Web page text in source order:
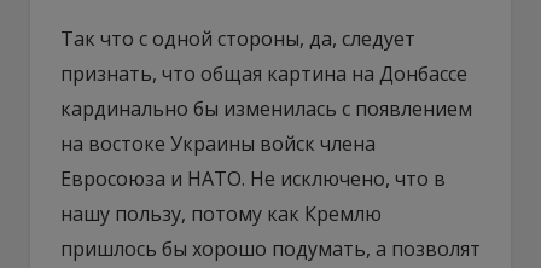
Так что с одной стороны, да, следует
признать, что общая картина на Донбассе
кардинально бы изменилась с появлением
на востоке Украины войск члена
Евросоюза и НАТО. Не исключено, что в
нашу пользу, потому как Кремлю
пришлось бы хорошо подумать, а позволят